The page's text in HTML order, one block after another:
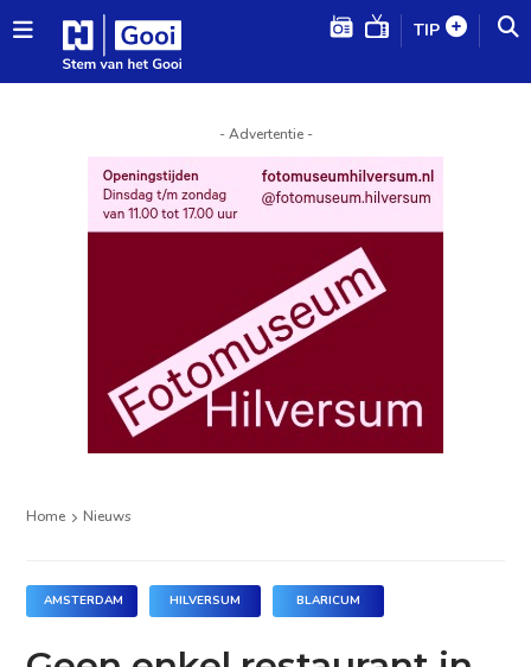
TIP
- Advertentie -
Home Nieuws
AMSTERDAM HILVERSUM BLARICUM